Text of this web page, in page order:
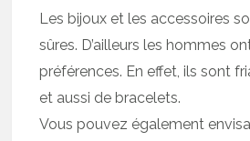
Les bijoux et les accessoires
sûres. D’ailleurs les hommes
préférences. En effet, ils sont
et aussi de bracelets.
Vous pouvez également